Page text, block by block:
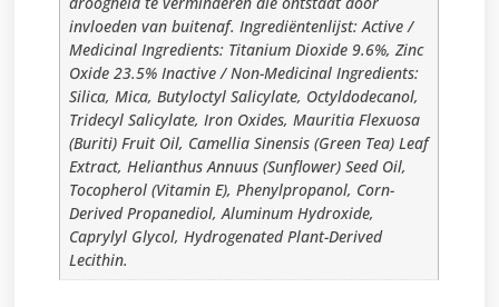
invloeden van buitenaf. Ingrediëntenlijst: Active /
Medicinal Ingredients: Titanium Dioxide 9.6%, Zinc
Oxide 23.5% Inactive / Non-Medicinal Ingredients:
Silica, Mica, Butyloctyl Salicylate, Octyldodecanol,
Tridecyl Salicylate, Iron Oxides, Mauritia Flexuosa
(Buriti) Fruit Oil, Camellia Sinensis (Green Tea) Leaf
Extract, Helianthus Annuus (Sunflower) Seed Oil,
Tocopherol (Vitamin E), Phenylpropanol, Corn-
Derived Propanediol, Aluminum Hydroxide,
Caprylyl Glycol, Hydrogenated Plant-Derived
Lecithin.